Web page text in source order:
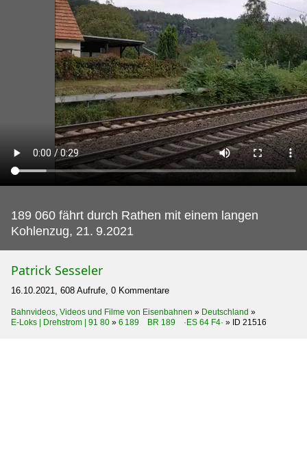
189 060 fährt durch Rathen mit einem langen
Kohlenzug, 21. 9.2021
Patrick Sesseler
16.10.2021, 608 Aufrufe, 0 Kommentare
Bahnvideos, Videos und Filme von Eisenbahnen » Deutschland »
E-Loks | Drehstrom | 91 80 » 6 189 BR 189 ·ES 64 F4· » ID 21516